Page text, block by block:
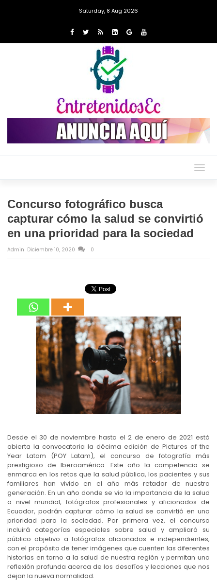
Saturday, 8 Aug 2026
Concurso fotográfico busca
capturar cómo la salud se convirtió
en una prioridad para la sociedad
Admin Diciembre 10, 2020 0
Desde el 30 de noviembre hasta el 2 de enero de 2021 está
abierta la convocatoria la décima edición de Pictures of the
Year Latam (POY Latam), el concurso de fotografía más
prestigioso de Iberoamérica. Este año la competencia se
enmarca en los retos que la salud pública, los pacientes y sus
familiares han vivido en el año más retador de nuestra
generación. En un año donde se vio la importancia de la salud
a nivel mundial, fotógrafos profesionales y aficionados de
Ecuador, podrán capturar cómo la salud se convirtió en una
prioridad para la sociedad. Por primera vez, el concurso
incluirá categorías especiales sobre salud y ampliará su
público objetivo a fotógrafos aficionados e independientes,
con el propósito de tener imágenes que cuenten las diferentes
historias en torno a la salud de nuestra región y permitan una
reflexión profunda acerca de los desafíos y lecciones que nos
dejan la nueva normalidad.